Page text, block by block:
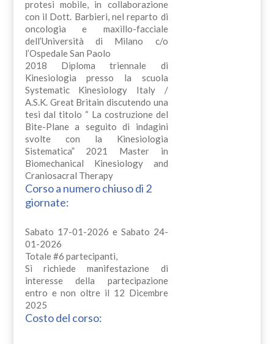
protesi mobile, in collaborazione
con il Dott. Barbieri, nel reparto di
oncologia e maxillo-facciale
dell’Università di Milano c/o
l’Ospedale San Paolo
2018 Diploma triennale di
Kinesiologia presso la scuola
Systematic Kinesiology Italy /
A.S.K. Great Britain discutendo una
tesi dal titolo “ La costruzione del
Bite-Plane a seguito di indagini
svolte con la Kinesiologia
Sistematica” 2021 Master in
Biomechanical Kinesiology and
Craniosacral Therapy
Corso a numero chiuso di 2
giornate:
Sabato 17-01-2026 e Sabato 24-
01-2026
Totale #6 partecipanti,
Si richiede manifestazione di
interesse della partecipazione
entro e non oltre il 12 Dicembre
2025
Costo del corso: